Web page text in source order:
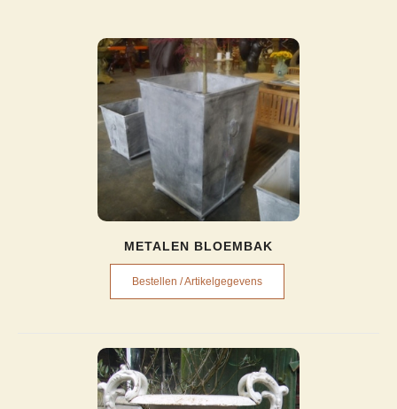
METALEN BLOEMBAK
Bestellen / Artikelgegevens